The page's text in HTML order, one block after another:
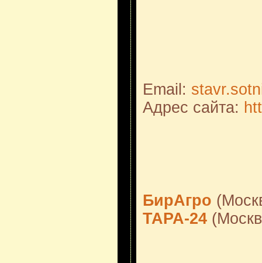
Email:
Адрес сайта:
БирАгро
ТАРА-24